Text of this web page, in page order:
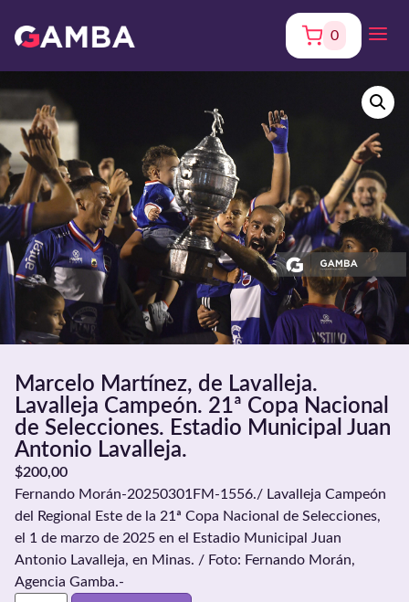
0
Marcelo Martínez, de Lavalleja.
Lavalleja Campeón. 21ª Copa Nacional
de Selecciones. Estadio Municipal Juan
Antonio Lavalleja.
$200,00
Fernando Morán-20250301FM-1556./ Lavalleja Campeón
del Regional Este de la 21ª Copa Nacional de Selecciones,
el 1 de marzo de 2025 en el Estadio Municipal Juan
Antonio Lavalleja, en Minas. / Foto: Fernando Morán,
Agencia Gamba.-